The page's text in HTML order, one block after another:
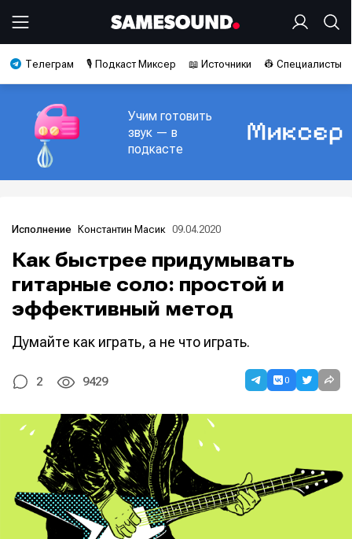
Телеграм 🎙️ Подкаст Миксер 📖 Источники 👷 Специалисты
Учим готовить
звук — в
подкасте
Исполнение Константин Масик 09.04.2020
Как быстрее придумывать
гитарные соло: простой и
эффективный метод
Думайте как играть, а не что играть.
2 9429 0